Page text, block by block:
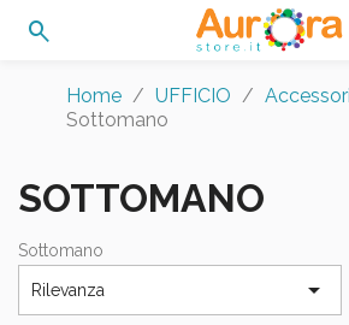
search
Home UFFICIO
Sottomano
SOTTOMANO
Sottomano
Rilevanza 